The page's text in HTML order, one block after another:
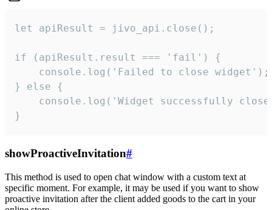
let apiResult = jivo_api.close();
if (apiResult.result === 'fail') {
    console.log('Failed to close widget');
} else {
console.log('Widget successfully
}
showProactiveInvitation#
This method is used to open chat window with a custom text at
specific moment. For example, it may be used if you want to show
proactive invitation after the client added goods to the cart in your